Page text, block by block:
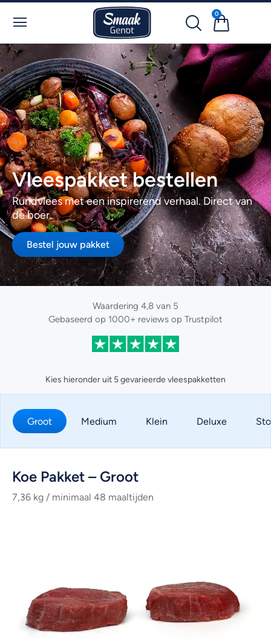
0
Vleespakket bestellen
Rundvlees met een inspirerend verhaal. Direct van
de boer.
Bestel jouw pakket
Waardering 4,8 van 5
Gebaseerd op 1000+ reviews op Trustpilot
Kies hieronder uit 5 gevarieerde vleespakketten
Groot Medium Klein Deluxe
Koe Pakket – Groot
7,36 kg / minimaal 48 maaltijden